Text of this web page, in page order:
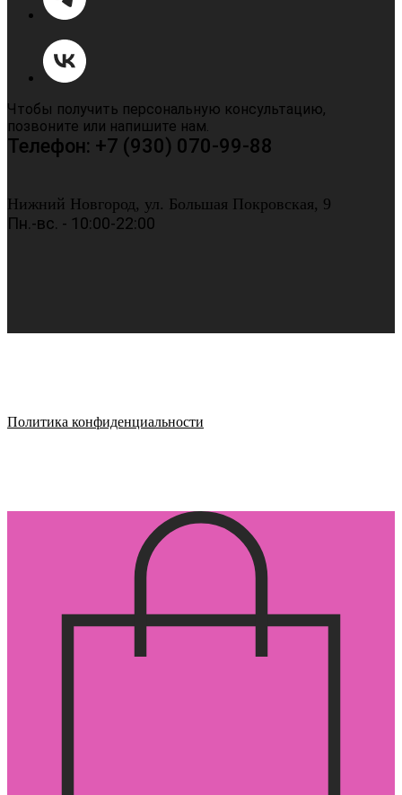
Чтобы получить персональную консультацию,
позвоните или напишите нам.
Телефон: +7 (930) 070-99-88
Нижний Новгород, ул. Большая Покровская, 9
Пн.-вс. - 10:00-22:00
Политика конфиденциальности